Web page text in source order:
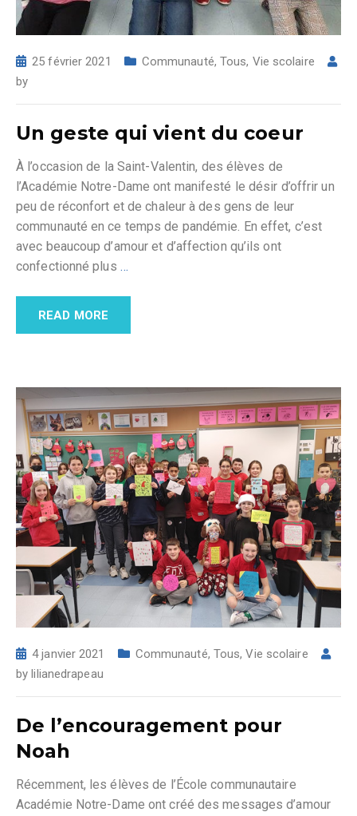
25 février 2021 Communauté, Tous, Vie scolaire
by
Un geste qui vient du coeur
À l’occasion de la Saint-Valentin, des élèves de
l’Académie Notre-Dame ont manifesté le désir d’offrir un
peu de réconfort et de chaleur à des gens de leur
communauté en ce temps de pandémie. En effet, c’est
avec beaucoup d’amour et d’affection qu’ils ont
confectionné plus …
READ MORE
4 janvier 2021 Communauté, Tous,Vie scolaire
by lilianedrapeau
De l’encouragement pour
Noah
Récemment, les élèves de l’École communautaire
Académie Notre-Dame ont créé des messages d’amour